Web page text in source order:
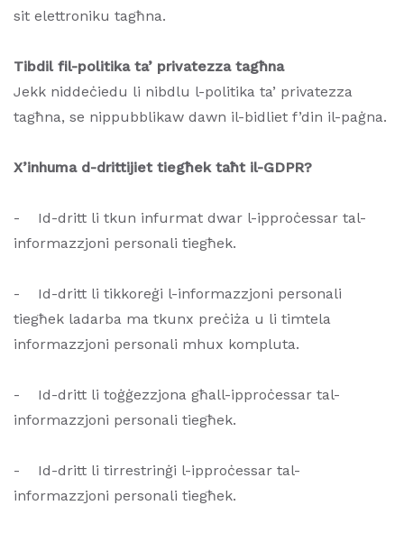
sit elettroniku tagħna.
Tibdil fil-politika ta’ privatezza tagħna
Jekk niddeċiedu li nibdlu l-politika ta’ privatezza
tagħna, se nippubblikaw dawn il-bidliet f’din il-paġna.
X’inhuma d-drittijiet tiegħek taħt il-GDPR?
- Id-dritt li tkun infurmat dwar l-ipproċessar tal-
informazzjoni personali tiegħek.
- Id-dritt li tikkoreġi l-informazzjoni personali
tiegħek ladarba ma tkunx preċiża u li timtela
informazzjoni personali mhux kompluta.
- Id-dritt li toġġezzjona għall-ipproċessar tal-
informazzjoni personali tiegħek.
- Id-dritt li tirrestrinġi l-ipproċessar tal-
informazzjoni personali tiegħek.